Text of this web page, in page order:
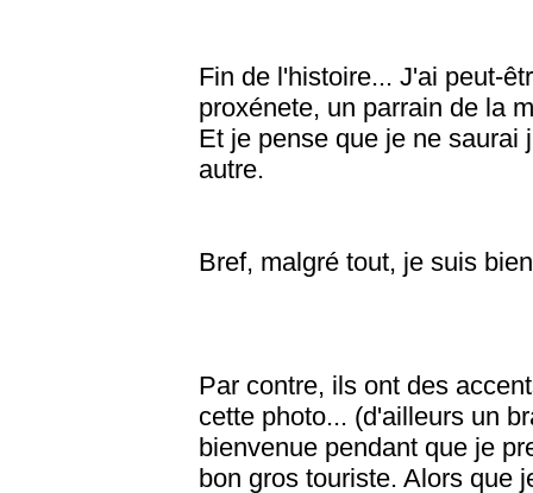
Fin de l'histoire... J'ai peut-
proxénete, un parrain de la
Et je pense que je ne saurai
autre.
Bref, malgré tout, je suis
Par contre, ils ont des
cette photo... (d'ailleurs un
bienvenue pendant que je
bon gros touriste. Alors que